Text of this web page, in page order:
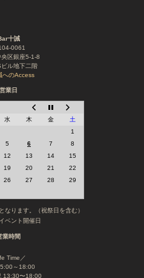
十誡
0061
区銀座5-1-8
ル地下二階
へのAccess
営業日
水 木 金
土
1
5 6 7
8
12 13 14
15
19 20 21
22
26 27 28
29
なります。（祝祭日を含む）
イベント開催日
業時間
Time／
～18:00
〜18:00